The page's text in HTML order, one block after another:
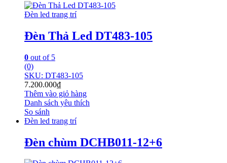
Đèn led trang trí
Đèn Thả Led DT483-105
0 out of 5
(0)
SKU: DT483-105
7.200.000₫
Thêm vào giỏ hàng
Danh sách yêu thích
So sánh
Đèn led trang trí
Đèn chùm DCHB011-12+6